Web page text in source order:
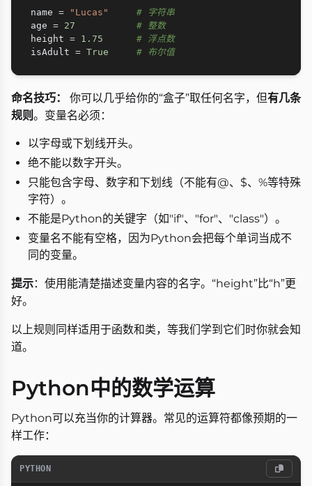
name = "Lucas"
# 字符串
age = 27
# 整数
height = 1.75
# 浮点数
isAdult = True # 布尔值
命名技巧： 你可以几乎给你的“盒子”取任何名字，但有几条
规则。变量名必须：
以字母或下划线开头。
绝不能以数字开头。
只能包含字母、数字和下划线（不能有@、$、%等特殊
字符）。
不能是Python的关键字（如"if"、"for"、"class"）。
变量名不能有空格，因为Python会把每个单词当成不
同的变量。
提示：使用能清楚描述变量内容的名字。“height”比“h”更
好。
以上规则同样适用于函数和类，等我们学到它们时你就会知
道。
Python中的数学运算
Python可以充当你的计算器。常见的运算符都像预期的一
样工作：
PYTHON